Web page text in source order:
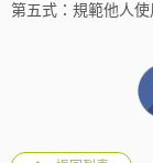
第五式：規範他人